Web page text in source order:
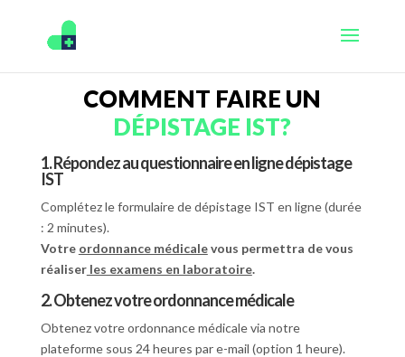
COMMENT FAIRE UN
DÉPISTAGE IST?
1. Répondez au questionnaire en ligne dépistage
IST
Complétez le formulaire de dépistage IST en ligne (durée
: 2 minutes).
Votre ordonnance médicalevous permettra de vous
réaliserles examens en laboratoire.
2. Obtenez votre ordonnance médicale
Obtenez votre ordonnance médicale via notre
plateforme sous 24 heures par e-mail (option 1 heure).